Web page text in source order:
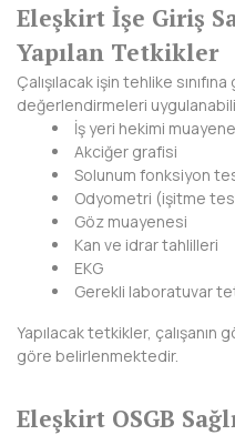
KASTAMONU
KAYSERİ
KIRIKKALE
KIRKLARELİ
KIRŞEHİR
KOCAELİ
KÜTAHYA
MALATYA
Eleşkirt İşe Giriş
Yapılan Tetkikler
Çalışılacak işin tehlike
değerlendirmeleri
İş yeri hekimi
Akciğer grafisi
Solunum fonksiyon
Odyometri (işitme
Göz muayenesi
Kan ve idrar tahlilleri
EKG
Gerekli laboratuvar
Yapılacak tetkikler, çalışanın
göre belirlenmektedir.
Eleşkirt OSGB